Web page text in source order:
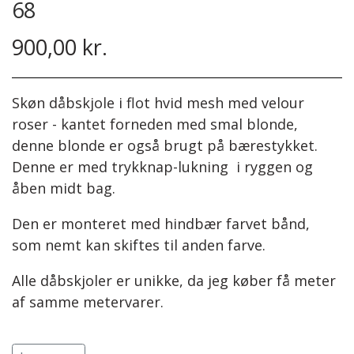
Projektposer
Projektposer
Selskabstasker
68
900,00 kr.
Skøn dåbskjole i flot hvid mesh med velour
roser - kantet forneden med smal blonde,
denne blonde er også brugt på bærestykket.
Denne er med trykknap-lukning i ryggen og
åben midt bag.
Den er monteret med hindbær farvet bånd,
som nemt kan skiftes til anden farve.
Alle dåbskjoler er unikke, da jeg køber få meter
af samme metervarer.